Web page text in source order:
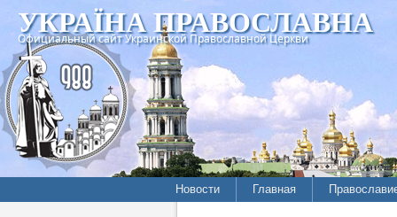
УКРАЇНА ПРАВОСЛАВНА
Официальный сайт Украинской Православной Церкви
Новости Главная